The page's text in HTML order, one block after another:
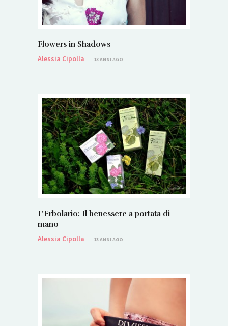
Flowers in Shadows
Alessia Cipolla
13 ANNI AGO
L’Erbolario: Il benessere a portata di
mano
Alessia Cipolla
13 ANNI AGO